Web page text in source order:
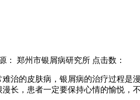
郑州市银屑病研究所 点击数：
治的皮肤病，银屑病的治疗过程
长，患者一定要保持心情的愉悦，